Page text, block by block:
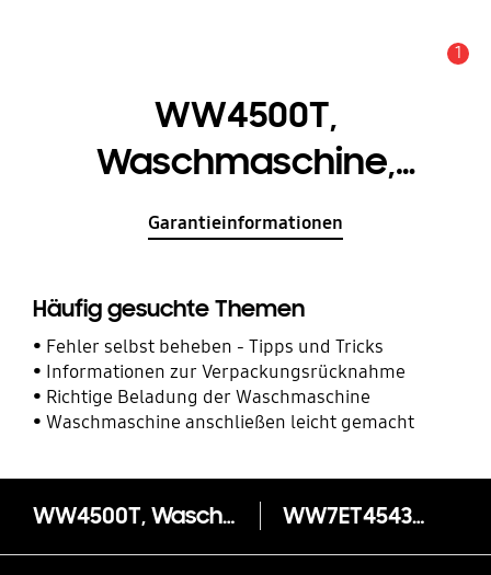
1
WW4500T,
Waschmaschine,
AddWash™, 7 kg
Garantieinformationen
Häufig gesuchte Themen
Fehler selbst beheben - Tipps und Tricks
Informationen zur Verpackungsrücknahme
Richtige Beladung der Waschmaschine
Waschmaschine anschließen leicht gemacht
WW4500T, Waschmaschine, AddWash™, 7 kg WW7ET4543AE